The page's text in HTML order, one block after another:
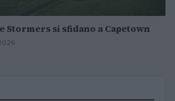
Stormers si sfidano a Capetown